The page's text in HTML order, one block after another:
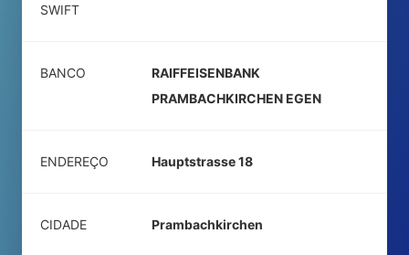
SWIFT
BANCO
RAIFFEISENBANK
PRAMBACHKIRCHEN EGEN
ENDEREÇO Hauptstrasse 18
CIDADE Prambachkirchen